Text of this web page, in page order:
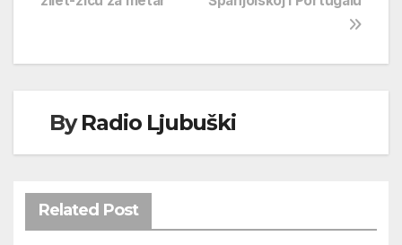
ByRadio Ljubuški
Related Post